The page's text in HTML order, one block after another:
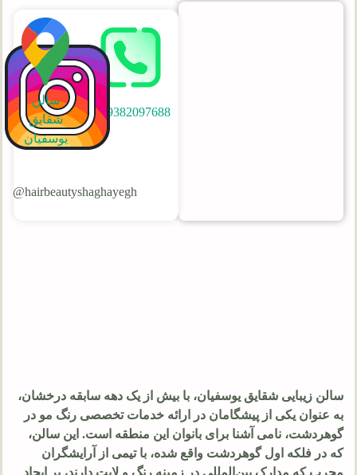
09382097688
hairbeautyshaghayegh@
سالن
شقایق
یوسفیان
سالن زیبایی شقایق یوسفیان، با بیش از یک دهه سابقه درخشان،
به عنوان یکی از پیشگامان در ارائه خدمات تخصصی رنگ مو در
گوهردشت، نامی آشنا برای بانوان این منطقه است. این سالن،
که در فلکه اول گوهردشت واقع شده، با تیمی از آرایشگران